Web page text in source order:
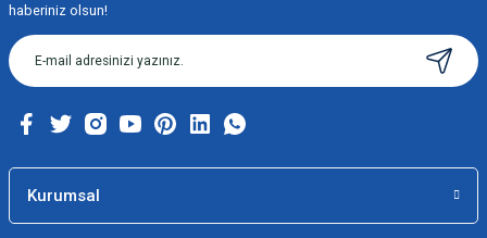
haberiniz olsun!
Kurumsal